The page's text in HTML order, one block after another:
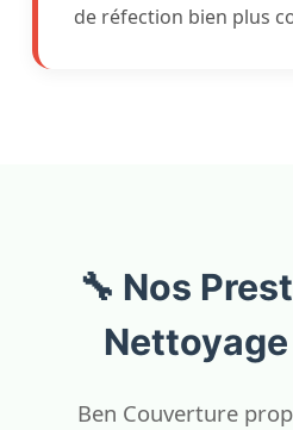
de réfection bien plus
🔧 Nos
Ben Couverture